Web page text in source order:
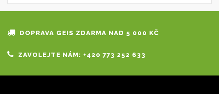
DOPRAVA GEIS ZDARMA NAD 5 000 KČ
ZAVOLEJTE NÁM: +420 773 252 633